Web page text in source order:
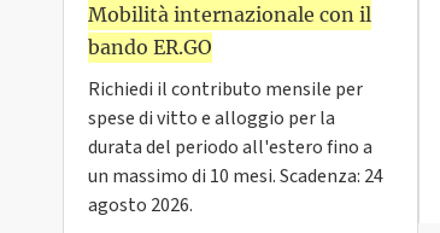
Mobilità internazionale con il
bando ER.GO
Richiedi il contributo mensile per
spese di vitto e alloggio per la
durata del periodo all'estero fino a
un massimo di 10 mesi. Scadenza: 24
agosto 2026.